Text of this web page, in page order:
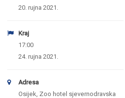
20. rujna 2021.
Kraj
17:00
24. rujna 2021.
Adresa
Osijek, Zoo hotel sjevernodravska